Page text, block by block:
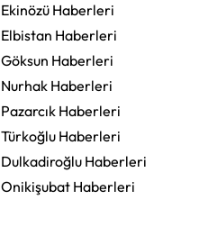
Ekinözü Haberleri
Elbistan Haberleri
Göksun Haberleri
Nurhak Haberleri
Pazarcık Haberleri
Türkoğlu Haberleri
Dulkadiroğlu Haberleri
Onikişubat Haberleri